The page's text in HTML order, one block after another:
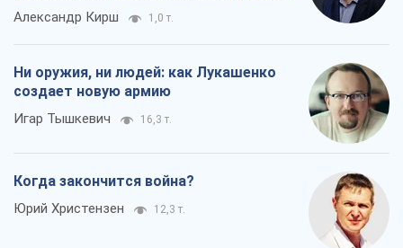
Александр Кирш 1,0 т.
Ни оружия, ни людей: как Лукашенко
создает новую армию
Игар Тышкевич 16,3 т.
Когда закончится война?
Юрий Христензен 12,3 т.